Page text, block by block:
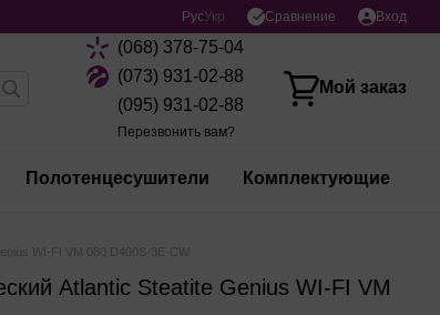
РусУкр Сравнение Вход
(068) 378-75-04
(073) 931-02-88
(095) 931-02-88
Перезвонить вам?
Мой заказ
Полотенцесушители Комплектующие
WI-FI VM 080 D400S-3E-CW
Atlantic Steatite Genius WI-FI VM